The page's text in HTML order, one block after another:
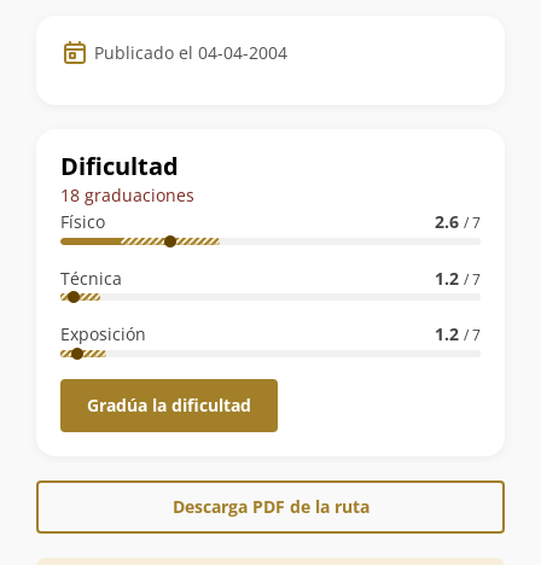
Datos
de
ruta
Publicado el 04-04-2004
Dificultad
18 graduaciones
Físico
2.6 / 7
Técnica 1.2 / 7
Exposición 1.2 / 7
Gradúa la dificultad
Descarga PDF de la ruta